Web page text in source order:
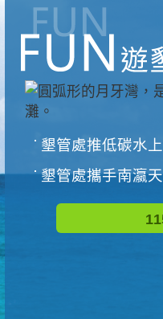
墾管處推低碳水上
墾管處攜手南瀛天文